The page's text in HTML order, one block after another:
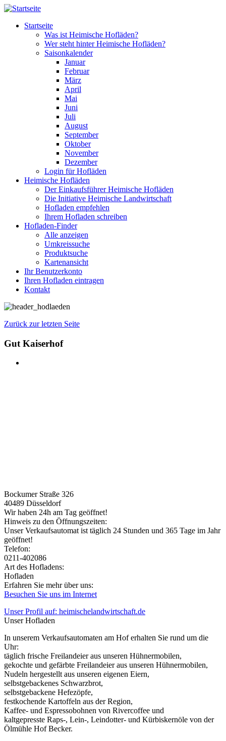
Direkt zum Inhalt
Startseite
Was ist Heimische Hofläden?
Wer steht hinter Heimische Hofläden?
Saisonkalender
Januar
Februar
März
April
Mai
Juni
Juli
August
September
Oktober
November
Dezember
Login für Hofläden
Heimische Hofläden
Der Einkaufsführer Heimische Hofläden
Die Initiative Heimische Landwirtschaft
Hofladen empfehlen
Ihrem Hofladen schreiben
Hofladen-Finder
Alle anzeigen
Umkreissuche
Produktsuche
Kartenansicht
Ihr Benutzerkonto
Ihren Hofladen eintragen
Kontakt
Zurück zur letzten Seite
Gut Kaiserhof
Bockumer Straße 326
40489 Düsseldorf
Wir haben 24h am Tag geöffnet!
Hinweis zu den Öffnungszeiten:
Unser Verkaufsautomat ist täglich 24 Stunden und 365 Tage im Jahr
geöffnet!
Telefon:
0211-402086
Art des Hofladens:
Hofladen
Erfahren Sie mehr über uns:
Besuchen Sie uns im Internet
Unser Profil auf: heimischelandwirtschaft.de
Unser Hofladen
In unserem Verkaufsautomaten am Hof erhalten Sie rund um die
Uhr:
täglich frische Freilandeier aus unseren Hühnermobilen,
gekochte und gefärbte Freilandeier aus unseren Hühnermobilen,
Nudeln hergestellt aus unseren eigenen Eiern,
selbstgebackenes Schwarzbrot,
selbstgebackene Hefezöpfe,
festkochende Kartoffeln aus der Region,
Kaffee- und Espressobohnen von Rivercoffee und
kaltgepresste Raps-, Lein-, Leindotter- und Kürbiskernöle von der
Ölmühle Hof Becker.